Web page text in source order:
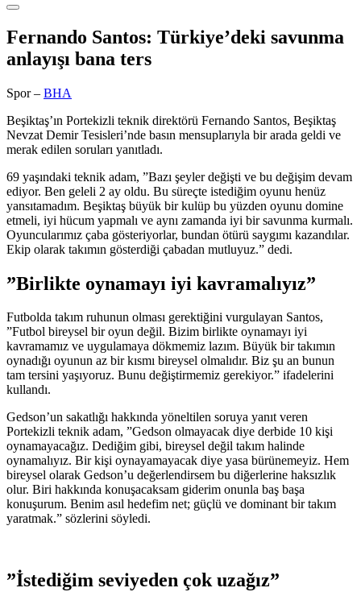
Fernando Santos: Türkiye’deki savunma
anlayışı bana ters
Spor – BHA
Beşiktaş’ın Portekizli teknik direktörü Fernando Santos, Beşiktaş
Nevzat Demir Tesisleri’nde basın mensuplarıyla bir arada geldi ve
merak edilen soruları yanıtladı.
69 yaşındaki teknik adam, ”Bazı şeyler değişti ve bu değişim devam
ediyor. Ben geleli 2 ay oldu. Bu süreçte istediğim oyunu henüz
yansıtamadım. Beşiktaş büyük bir kulüp bu yüzden oyunu domine
etmeli, iyi hücum yapmalı ve aynı zamanda iyi bir savunma kurmalı.
Oyuncularımız çaba gösteriyorlar, bundan ötürü saygımı kazandılar.
Ekip olarak takımın gösterdiği çabadan mutluyuz.” dedi.
”Birlikte oynamayı iyi kavramalıyız”
Futbolda takım ruhunun olması gerektiğini vurgulayan Santos,
”Futbol bireysel bir oyun değil. Bizim birlikte oynamayı iyi
kavramamız ve uygulamaya dökmemiz lazım. Büyük bir takımın
oynadığı oyunun az bir kısmı bireysel olmalıdır. Biz şu an bunun
tam tersini yaşıyoruz. Bunu değiştirmemiz gerekiyor.” ifadelerini
kullandı.
Gedson’un sakatlığı hakkında yöneltilen soruya yanıt veren
Portekizli teknik adam, ”Gedson olmayacak diye derbide 10 kişi
oynamayacağız. Dediğim gibi, bireysel değil takım halinde
oynamalıyız. Bir kişi oynayamayacak diye yasa bürünemeyiz. Hem
bireysel olarak Gedson’u değerlendirsem bu diğerlerine haksızlık
olur. Biri hakkında konuşacaksam giderim onunla baş başa
konuşurum. Benim asıl hedefim net; güçlü ve dominant bir takım
yaratmak.” sözlerini söyledi.
”İstediğim seviyeden çok uzağız”